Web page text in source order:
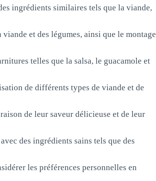
ingrédients similaires tels que la viande,
et des légumes, ainsi que le montage
telles que la salsa, le guacamole et
de différents types de viande et de
de leur saveur délicieuse et de leur
des ingrédients sains tels que des
les préférences personnelles en